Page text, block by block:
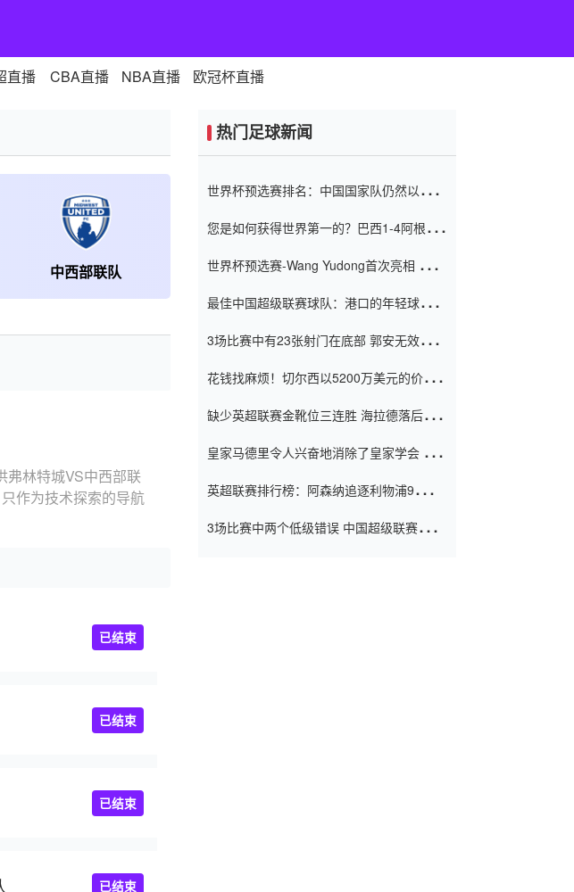
直播 CBA直播 NBA直播 欧冠杯直播
中西部联队
弗林特城VS中西部联
作为技术探索的导航
已结束
已结束
已结束
已结束
热门足球新闻
世界杯预选赛排名：中国国家队仍然以6分
您是如何获得世界第一的？巴西1-4阿根
世界杯预选赛-Wang Yudong首次亮相 中国
最佳中国超级联赛球队：港口的年轻球员在
（Taishan）
3场比赛中有23张射门在底部 郭安无效传球
花钱找麻烦！切尔西以5200万美元的价格
窗口
缺少英超联赛金靴位三连胜 海拉德落后6球
皇家马德里令人兴奋地消除了皇家学会 安
英超联赛排行榜：阿森纳追逐利物浦9分 曼
3场比赛中两个低级错误 中国超级联赛的前